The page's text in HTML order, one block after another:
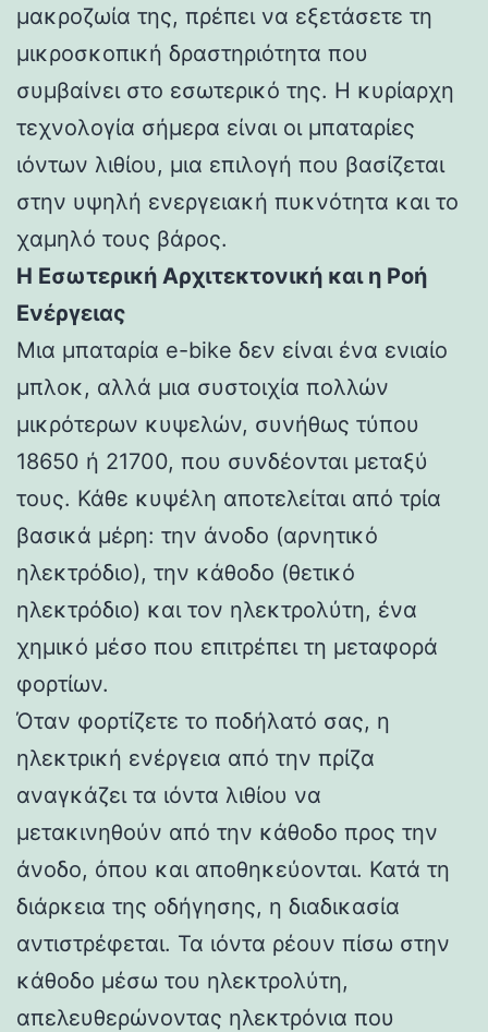
μακροζωία της, πρέπει να εξετάσετε τη
μικροσκοπική δραστηριότητα που
συμβαίνει στο εσωτερικό της. Η κυρίαρχη
τεχνολογία σήμερα είναι οι μπαταρίες
ιόντων λιθίου, μια επιλογή που βασίζεται
στην υψηλή ενεργειακή πυκνότητα και το
χαμηλό τους βάρος.
Η Εσωτερική Αρχιτεκτονική και η Ροή
Ενέργειας
Μια μπαταρία e-bike δεν είναι ένα ενιαίο
μπλοκ, αλλά μια συστοιχία πολλών
μικρότερων κυψελών, συνήθως τύπου
18650 ή 21700, που συνδέονται μεταξύ
τους. Κάθε κυψέλη αποτελείται από τρία
βασικά μέρη: την άνοδο (αρνητικό
ηλεκτρόδιο), την κάθοδο (θετικό
ηλεκτρόδιο) και τον ηλεκτρολύτη, ένα
χημικό μέσο που επιτρέπει τη μεταφορά
φορτίων.
Όταν φορτίζετε το ποδήλατό σας, η
ηλεκτρική ενέργεια από την πρίζα
αναγκάζει τα ιόντα λιθίου να
μετακινηθούν από την κάθοδο προς την
άνοδο, όπου και αποθηκεύονται. Κατά τη
διάρκεια της οδήγησης, η διαδικασία
αντιστρέφεται. Τα ιόντα ρέουν πίσω στην
κάθοδο μέσω του ηλεκτρολύτη,
απελευθερώνοντας ηλεκτρόνια που